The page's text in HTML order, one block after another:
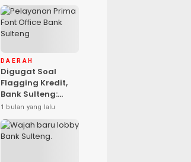
DAERAH
Digugat Soal
Flagging Kredit,
Bank Sulteng:
Kebijakan Berlaku
untuk Seluruh
Debitur ASN
1 bulan yang lalu